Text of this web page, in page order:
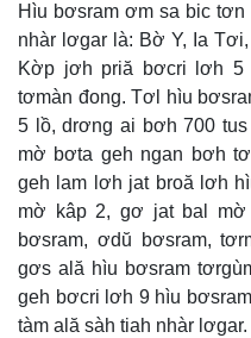
Hìu bơsram ơm sa bic
nhàr lơgar là: Bờ Y, Ia
Kờp jơh priă bơcri lơh 5
tơmàn đong. Tơl hìu
5 lồ, drơng ai bơh 700
mờ bơta geh ngan bơh
geh lam lơh jat broă lơh
mờ kâp 2, gơ jat bal
bơsram, ơdŭ bơsram,
gơs ală hìu bơsram
geh bơcri lơh 9 hìu
tàm ală sàh tiah nhàr